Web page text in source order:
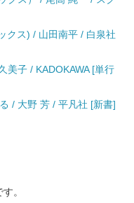
クス) / 山田南平 / 白泉社
美子 / KADOKAWA [単行
/ 大野 芳 / 平凡社 [新書]
。